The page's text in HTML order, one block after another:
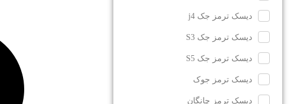
دیسک ترمز جک j4
دیسک ترمز جک S3
دیسک ترمز جک S5
دیسک ترمز جوک
دیسک ترمز چانگان